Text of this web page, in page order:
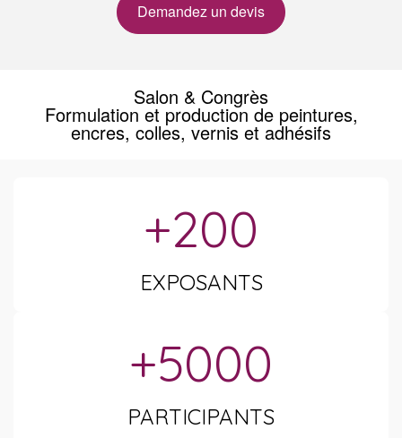
Demandez un devis
Salon & Congrès
Formulation et production de peintures,
encres, colles, vernis et adhésifs
+200
EXPOSANTS
+5000
PARTICIPANTS